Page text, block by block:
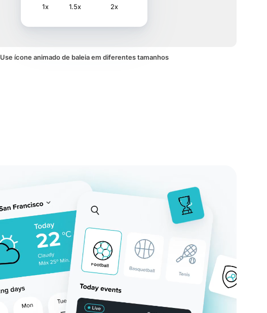
1x 1.5x 2x
Use ícone animado de baleia em diferentes tamanhos